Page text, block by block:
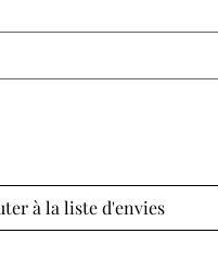
à la liste d'envies